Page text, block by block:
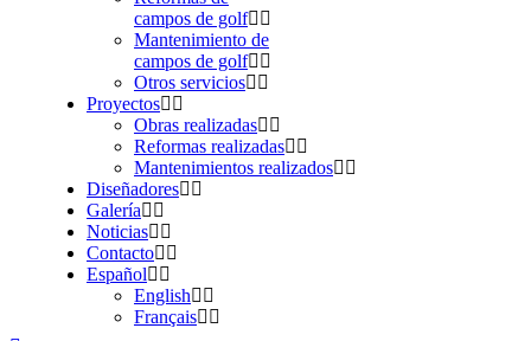
campos de golf
Mantenimiento de
campos de golf
Otros servicios
Proyectos
Obras realizadas
Reformas realizadas
Mantenimientos realizados
Diseñadores
Galería
Noticias
Contacto
Español
English
Français